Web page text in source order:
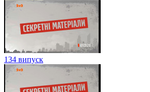
134 випуск